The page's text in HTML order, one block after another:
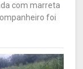
com marreta
foi